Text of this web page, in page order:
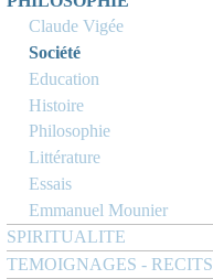
Claude Vigée
Société
Education
Histoire
Philosophie
Littérature
Essais
Emmanuel Mounier
SPIRITUALITE
TEMOIGNAGES - RECITS